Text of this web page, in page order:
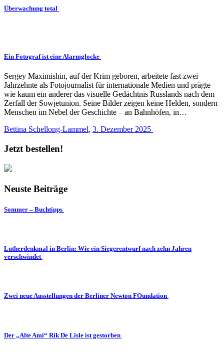
Überwachung total
Ein Fotograf ist eine Alarmglocke
Sergey Maximishin, auf der Krim geboren, arbeitete fast zwei
Jahrzehnte als Fotojournalist für internationale Medien und prägte
wie kaum ein anderer das visuelle Gedächtnis Russlands nach dem
Zerfall der Sowjetunion. Seine Bilder zeigen keine Helden, sondern
Menschen im Nebel der Geschichte – an Bahnhöfen, in…
Bettina Schellong-Lammel, 3. Dezember 2025
Jetzt bestellen!
Neuste Beiträge
Sommer – Buchtipps
Lutherdenkmal in Berlin: Wie ein Siegerentwurf nach zehn Jahren
verschwindet
Zwei neue Ausstellungen der Berliner Newton FOundation
Der „Alte Ami“ Rik De Lisle ist gestorben